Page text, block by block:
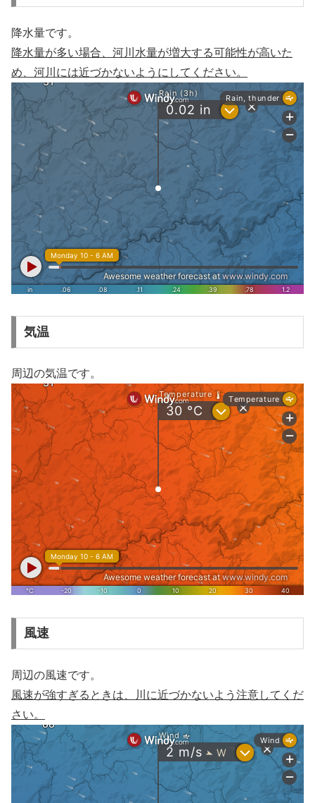
降水量です。
降水量が多い場合、河川水量が増大する可能性が高いた
め、河川には近づかないようにしてください。
気温
周辺の気温です。
風速
周辺の風速です。
風速が強すぎるときは、川に近づかないよう注意してくだ
さい。